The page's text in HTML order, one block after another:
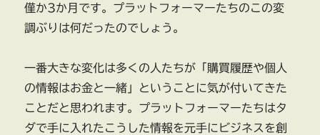
僅か3か月です。プラットフォーマーたちのこの変
調ぶりは何だったのでしょう。
一番大きな変化は多くの人たちが「購買履歴や個人
の情報はお金と一緒」ということに気が付いてきた
ことだと思われます。プラットフォーマーたちはタ
ダで手に入れたこうした情報を元手にビジネスを創